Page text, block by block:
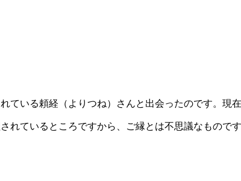
ている頼経（よりつね）さんと出会ったのです。現
れているところですから、ご縁とは不思議なもので